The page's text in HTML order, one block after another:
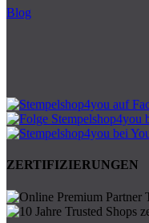
Blog
ZERTIFIZIERUNGEN